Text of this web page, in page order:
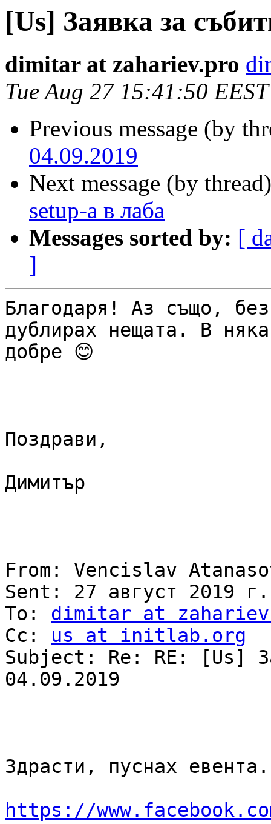
[Us] Заявка за
dimitar at zahariev.pro
Tue Aug 27 15:41:50
Previous message (by
04.09.2019
Next message (by
setup-а в лаба
Messages sorted by: [
]
Благодаря! Аз също,
дублирах нещата. В
добре 😊
Поздрави,
Димитър
From: Vencislav
Sent: 27 август 2019
To: dimitar at
Cc: us at initlab.org
Subject: Re: RE: [Us]
04.09.2019
Здрасти, пуснах евента.
https://